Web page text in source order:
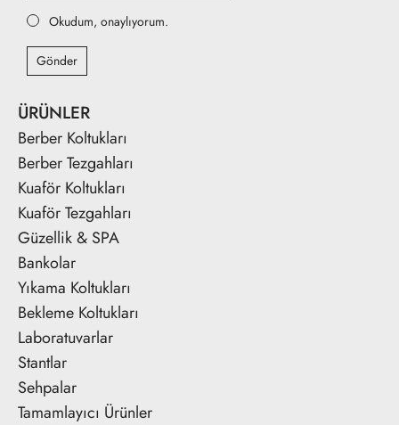
Okudum, onaylıyorum.
Gönder
ÜRÜNLER
Berber Koltukları
Berber Tezgahları
Kuaför Koltukları
Kuaför Tezgahları
Güzellik & SPA
Bankolar
Yıkama Koltukları
Bekleme Koltukları
Laboratuvarlar
Stantlar
Sehpalar
Tamamlayıcı Ürünler